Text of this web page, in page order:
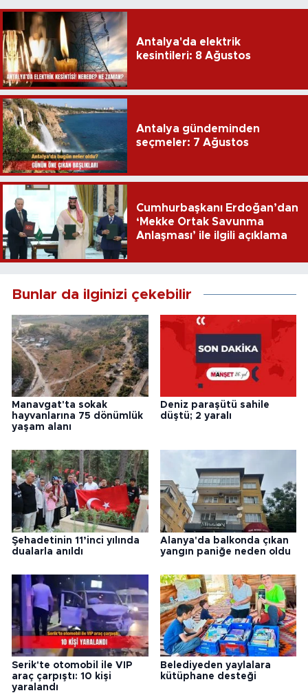
Antalya'da elektrik
kesintileri: 8 Ağustos
Antalya gündeminden
seçmeler: 7 Ağustos
Cumhurbaşkanı Erdoğan’dan
‘Mekke Ortak Savunma
Anlaşması’ ile ilgili açıklama
Bunlar da ilginizi çekebilir
Manavgat'ta sokak
hayvanlarına 75 dönümlük
yaşam alanı
Deniz paraşütü sahile
düştü; 2 yaralı
Şehadetinin 11’inci yılında
dualarla anıldı
Alanya'da balkonda çıkan
yangın paniğe neden oldu
Serik'te otomobil ile VIP
araç çarpıştı: 10 kişi
yaralandı
Belediyeden yaylalara
kütüphane desteği